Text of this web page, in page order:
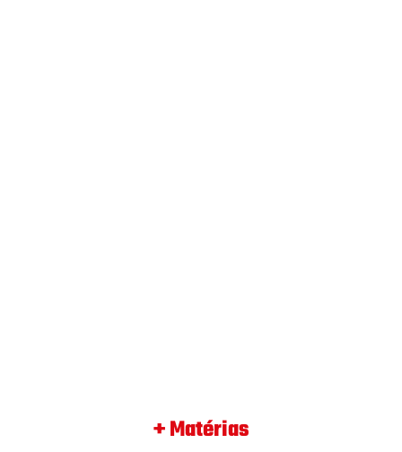
+ Matérias